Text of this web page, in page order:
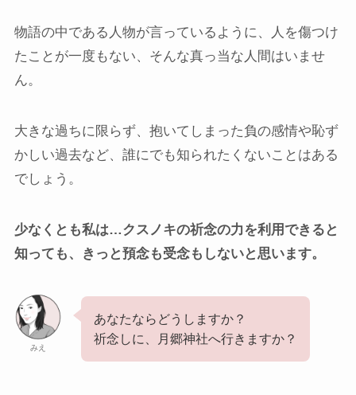
物語の中である人物が言っているように、人を傷つけ
たことが一度もない、そんな真っ当な人間はいませ
ん。
大きな過ちに限らず、抱いてしまった負の感情や恥ず
かしい過去など、誰にでも知られたくないことはある
でしょう。
少なくとも私は…クスノキの祈念の力を利用できると
知っても、きっと預念も受念もしないと思います。
みえ
あなたならどうしますか？
祈念しに、月郷神社へ行きますか？